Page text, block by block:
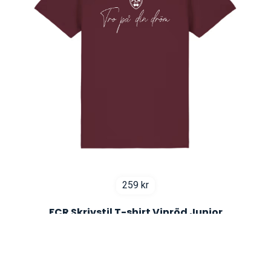
259 kr
FCR Skrivstil T-shirt Vinröd Junior